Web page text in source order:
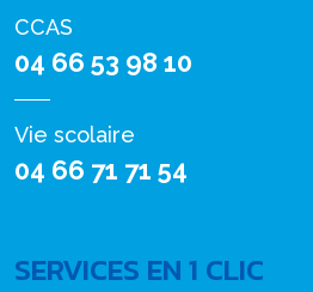
CCAS
04 66 53 98 10
Vie scolaire
04 66 71 71 54
SERVICES EN 1 CLIC